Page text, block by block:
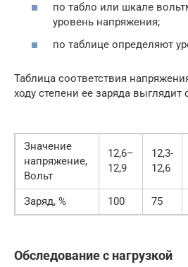
по табло или шкале
уровень напряжения;
по таблице определяют
Таблица соответствия
ходу степени ее заряда
Значение
напряжение,
Вольт
12,6–
12,9
12,3-
12,6
Заряд, % 100 75
Обследование с нагрузкой